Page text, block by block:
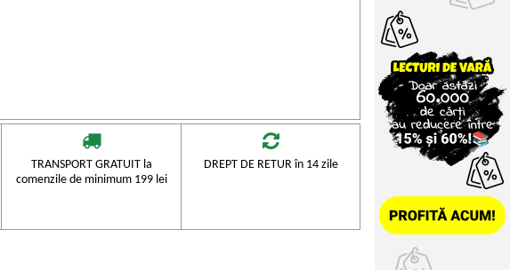
TRANSPORT GRATUIT la
comenzile de minimum 199 lei
DREPT DE RETUR în 14 zile